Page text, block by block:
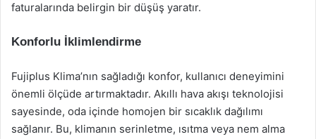
faturalarında belirgin bir düşüş yaratır.
Konforlu İklimlendirme
Fujiplus Klima’nın sağladığı konfor, kullanıcı deneyimini
önemli ölçüde artırmaktadır. Akıllı hava akışı teknolojisi
sayesinde, oda içinde homojen bir sıcaklık dağılımı
sağlanır. Bu, klimanın serinletme, ısıtma veya nem alma